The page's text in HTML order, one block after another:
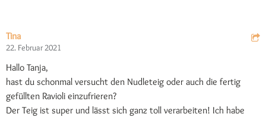
Tina
22. Februar 2021
Hallo Tanja,
hast du schonmal versucht den Nudleteig oder auch die fertig
gefüllten Ravioli einzufrieren?
Der Teig ist super und lässt sich ganz toll verarbeiten! Ich habe